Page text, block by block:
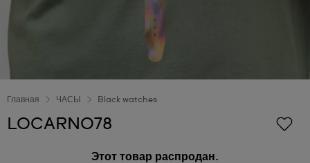
Главная ЧАСЫ Black watches
LOCARNO78
Этот товар распродан.